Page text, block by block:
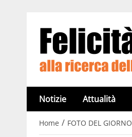
Notizie Attualità
Home / FOTO DEL GIORNO